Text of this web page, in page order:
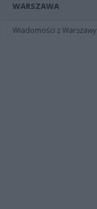
WARSZAWA
Wiadomości z Warszawy